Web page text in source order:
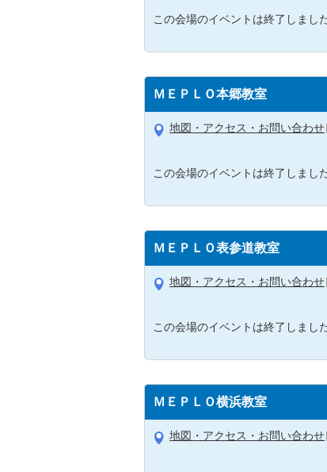
この会場のイベントは終了しました
ＭＥＰＬＯ本郷教室
地図・アクセス・お問い合わせ
この会場のイベントは終了しました
ＭＥＰＬＯ表参道教室
地図・アクセス・お問い合わせ
この会場のイベントは終了しました
ＭＥＰＬＯ横浜教室
地図・アクセス・お問い合わせ